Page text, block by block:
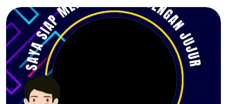
Animator menggunakan aplikasi PowerPoint dengan animasi
sebagai produknya, dimana prospek dari […]